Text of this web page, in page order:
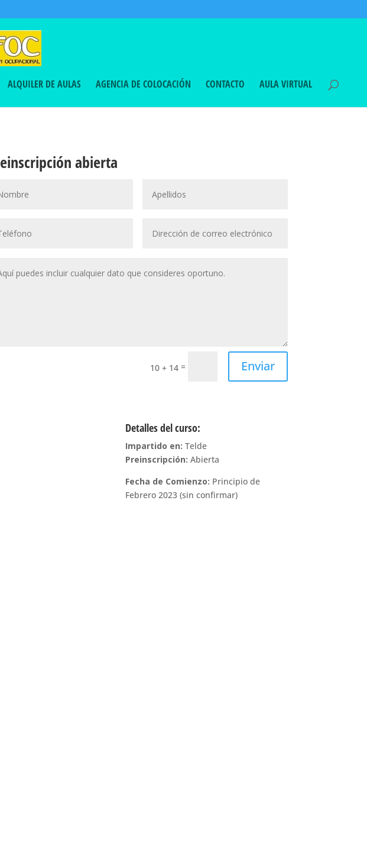
ALQUILER DE AULAS AGENCIA DE COLOCACIÓN CONTACTO AULA VIRTUAL
abierta
10 + 14= Enviar
Detalles del curso:
Impartido en: Telde
Preinscripción: Abierta
Fecha de Comienzo: Principio de
Febrero 2023 (sin confirmar)